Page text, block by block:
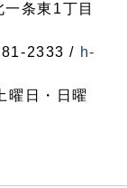
条東1丁目
2333 / h-
曜日・日曜